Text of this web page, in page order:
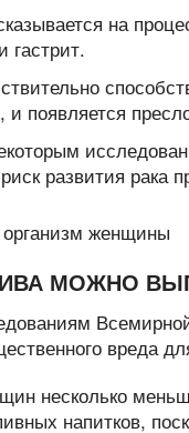
на
гастрит.
и появляется
развития рака
МОЖНО
вреда
несколько
напитков,